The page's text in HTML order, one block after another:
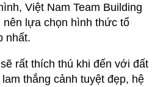
Việt Nam Team Building
lựa chọn hình thức tổ
nhất.
rất thích thú khi đến với đất
thắng cảnh tuyệt đẹp, hệ